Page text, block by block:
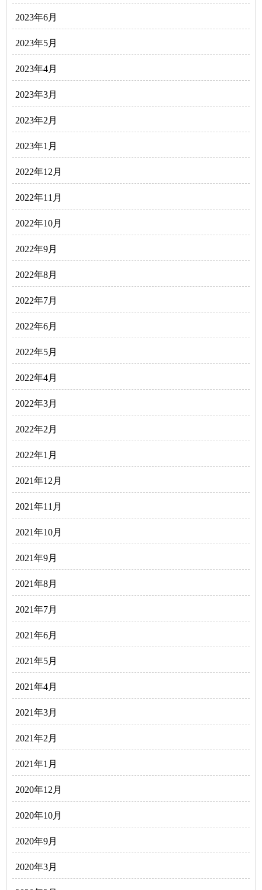
2023年6月
2023年5月
2023年4月
2023年3月
2023年2月
2023年1月
2022年12月
2022年11月
2022年10月
2022年9月
2022年8月
2022年7月
2022年6月
2022年5月
2022年4月
2022年3月
2022年2月
2022年1月
2021年12月
2021年11月
2021年10月
2021年9月
2021年8月
2021年7月
2021年6月
2021年5月
2021年4月
2021年3月
2021年2月
2021年1月
2020年12月
2020年10月
2020年9月
2020年3月